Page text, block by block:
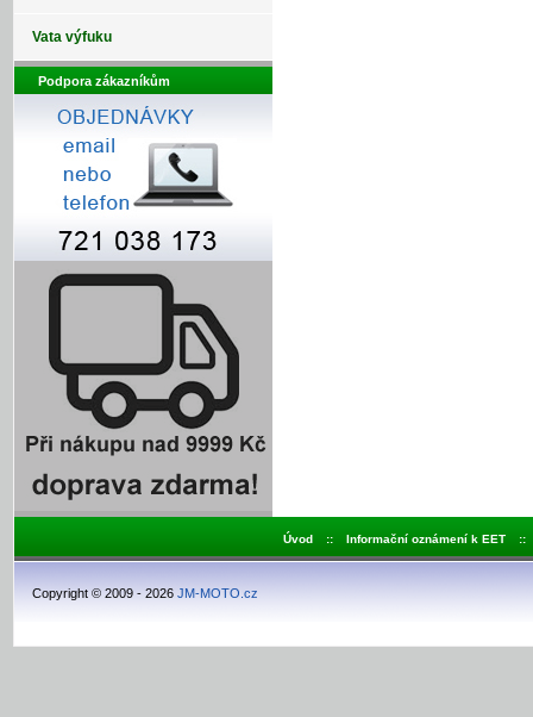
Vata výfuku
Podpora zákazníkům
Úvod :: Informační oznámení k EET ::
Copyright © 2009 - 2026 JM-MOTO.cz